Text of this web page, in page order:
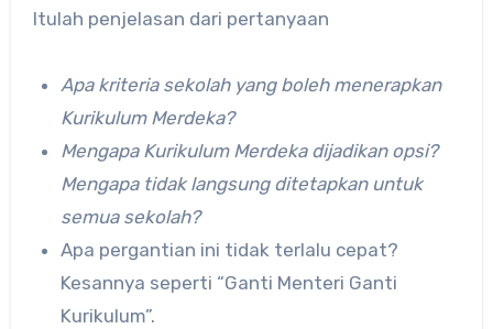
Itulah penjelasan dari pertanyaan
Apa kriteria sekolah yang boleh menerapkan
Kurikulum Merdeka?
Mengapa Kurikulum Merdeka dijadikan opsi?
Mengapa tidak langsung ditetapkan untuk
semua sekolah?
Apa pergantian ini tidak terlalu cepat?
Kesannya seperti “Ganti Menteri Ganti
Kurikulum”.